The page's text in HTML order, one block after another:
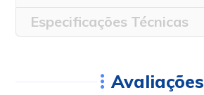
Especificações Técnicas
Avaliações